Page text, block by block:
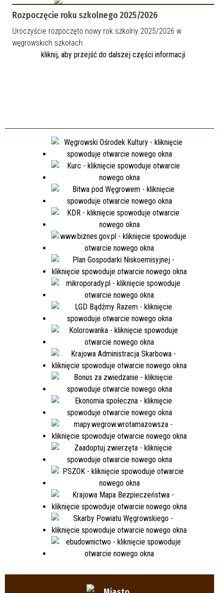
Rozpoczęcie roku szkolnego 2025/2026
Uroczyście rozpoczęto nowy rok szkolny 2025/2026 w
węgrowskich szkołach.
kliknij, aby przejść do dalszej części informacji